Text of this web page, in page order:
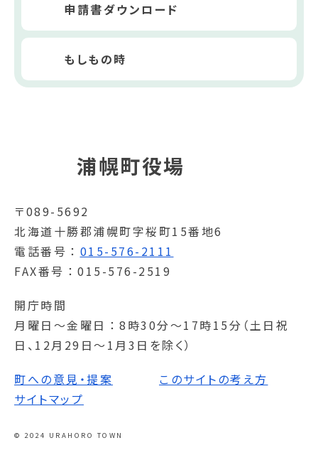
申請書ダウンロード
もしもの時
浦幌町役場
〒089-5692
北海道十勝郡浦幌町字桜町15番地6
電話番号
015-576-2111
FAX番号
015-576-2519
開庁時間
月曜日～金曜日
8時30分～17時15分（土日祝
日、12月29日～1月3日を除く）
町への意見・提案
このサイトの考え方
サイトマップ
© 2024 URAHORO TOWN